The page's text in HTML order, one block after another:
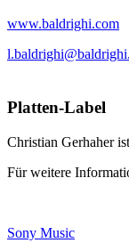
www.baldrighi.com
Platten-Label
Christian Gerhaher
Für weitere
Sony Music